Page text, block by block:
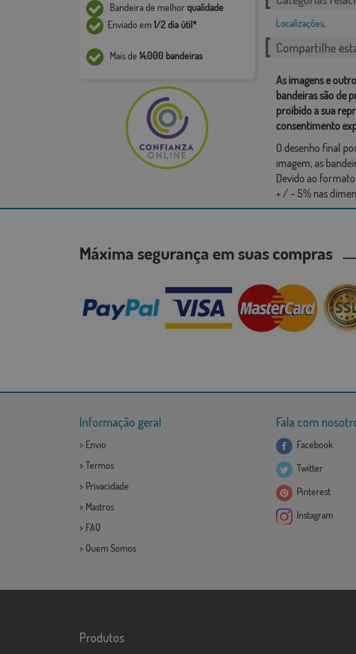
Bandeira de melhorqualidade
Enviado em1/2 dia útil*
Mais de 14.000 bandeiras
Localizações,
Compartilhe
As imagens e
bandeiras são de
proibido a sua
consentimento
O desenho final
imagem, as
Devido ao
+ / - 5% nas
Máxima segurança em suas compras
Informação geral
> Envio
> Termos
> Privacidade
> Mastros
> FAQ
> Quem Somos
Fala com
Facebook
Twitter
Pinterest
Instagram
Produtos